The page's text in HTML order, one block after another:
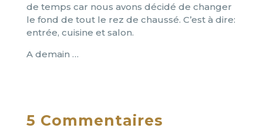
de temps car nous avons décidé de changer
le fond de tout le rez de chaussé. C’est à dire:
entrée, cuisine et salon.
A demain …
5 Commentaires